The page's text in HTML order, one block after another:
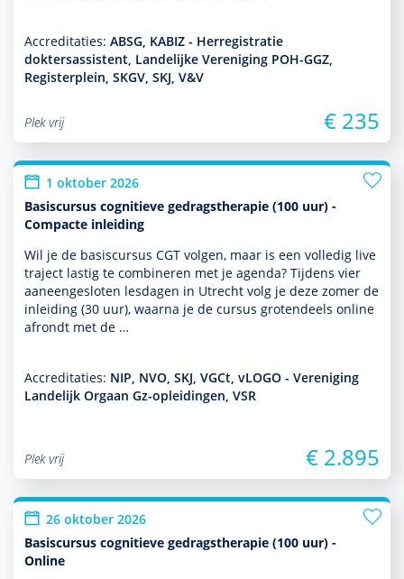
Accreditaties: ABSG, KABIZ - Herregistratie
doktersassistent, Landelijke Vereniging POH-GGZ,
Registerplein, SKGV, SKJ, V&V
Plek vrij € 235
1 oktober 2026
Basiscursus cognitieve gedragstherapie (100 uur) -
Compacte inleiding
Wil je de basis­cursus CGT volgen, maar is een volledig live
traject lastig te combineren met je agenda? Tijdens vier
aaneengesloten lesdagen in Utrecht volg je deze zomer de
inleiding (30 uur), waarna je de cursus grotendeels online
afrondt met de …
Accreditaties: NIP, NVO, SKJ, VGCt, vLOGO - Vereniging
Landelijk Orgaan Gz-opleidingen, VSR
Plek vrij € 2.895
26 oktober 2026
Basiscursus cognitieve gedragstherapie (100 uur) -
Online